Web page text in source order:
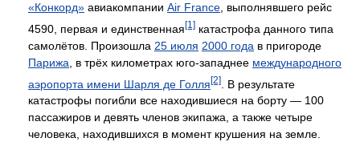
«Конкорд» авиакомпании Air France , выполнявшего рейс
4590, первая и единственная[1] катастрофа данного типа
самолётов. Произошла 25 июля 2000 года в пригороде
Парижа , в трёх километрах юго-западнее международного
аэропорта имени Шарля де Голля[2]
. В результате
катастрофы погибли все находившиеся на борту — 100
пассажиров и девять членов экипажа, а также четыре
человека, находившихся в момент крушения на земле.